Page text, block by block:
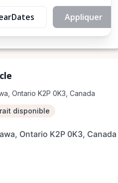
Appliquer
Ontario K2P 0K3, Canada
disponible